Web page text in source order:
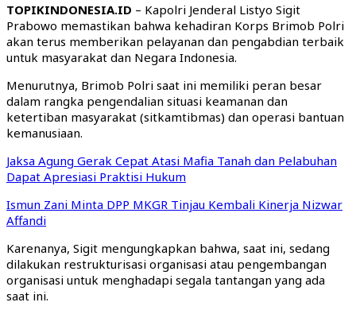
TOPIKINDONESIA.ID – Kapolri Jenderal Listyo Sigit
Prabowo memastikan bahwa kehadiran Korps Brimob Polri
akan terus memberikan pelayanan dan pengabdian terbaik
untuk masyarakat dan Negara Indonesia.
Menurutnya, Brimob Polri saat ini memiliki peran besar
dalam rangka pengendalian situasi keamanan dan
ketertiban masyarakat (sitkamtibmas) dan operasi bantuan
kemanusiaan.
Jaksa Agung Gerak Cepat Atasi Mafia Tanah dan Pelabuhan
Dapat Apresiasi Praktisi Hukum
Ismun Zani Minta DPP MKGR Tinjau Kembali Kinerja Nizwar
Affandi
Karenanya, Sigit mengungkapkan bahwa, saat ini, sedang
dilakukan restrukturisasi organisasi atau pengembangan
organisasi untuk menghadapi segala tantangan yang ada
saat ini.